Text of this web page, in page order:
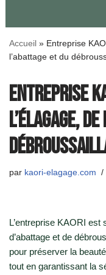
au
contenu
Accueil » Entreprise
l’abattage et du
Entreprise
l’élagage,
par kaori-elagage.com
L’entreprise KAORI est
d’abattage et de
pour préserver la
tout en garantissant la